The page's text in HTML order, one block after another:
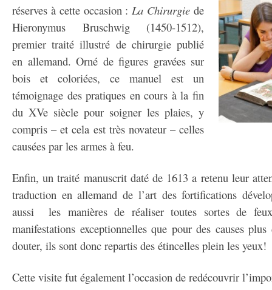
réserves à cette occasion : La Chirurgie de
Hieronymus Bruschwig (1450-1512),
premier traité illustré de chirurgie publié
en allemand. Orné de figures gravées sur
bois et coloriées, ce manuel est un
témoignage des pratiques en cours à la fin
du XVe siècle pour soigner les plaies, y
compris – et cela est très novateur – celles
causées par les armes à feu.
Enfin, un traité manuscrit daté de 1613 a retenu leur
traduction en allemand de l’art des fortifications
aussi les manières de réaliser toutes sortes de
manifestations exceptionnelles que pour des causes
douter, ils sont donc repartis des étincelles plein les yeux!
Cette visite fut également l’occasion de redécouvrir